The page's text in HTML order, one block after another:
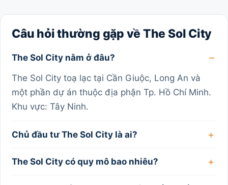
Câu hỏi thường gặp về The Sol City
The Sol City nằm ở đâu?
The Sol City toạ lạc tại Cần Giuộc, Long An và
một phần dự án thuộc địa phận Tp. Hồ Chí Minh.
Khu vực: Tây Ninh.
Chủ đầu tư The Sol City là ai?
The Sol City có quy mô bao nhiêu?